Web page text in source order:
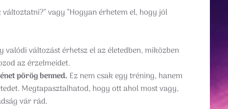
vagy “Hogyan érhetem el, hogy jól
változást érhetsz el az életedben, miközben
az érzelmeidet.
pörög benned. Ez nem csak egy tréning, hanem
Megtapasztalhatod, hogy ott ahol most vagy,
vár rád.